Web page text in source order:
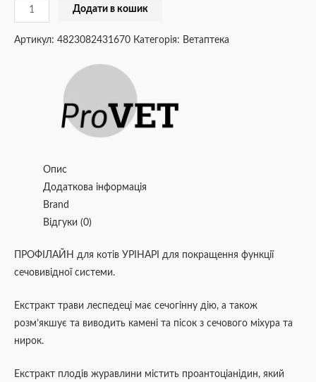
Додати в кошик
Артикул: 4823082431670 Категорія: Ветаптека
Опис
Додаткова інформація
Brand
Відгуки (0)
ПРОФІЛАЙН для котів УРІНАРІ для покращення функції
сечовивідної системи.
Екстракт трави леспедеці має сечогінну дію, а також
розм’якшує та виводить камені та пісок з сечового міхура та
нирок.
Екстракт плодів журавлини містить проантоціанідин, який